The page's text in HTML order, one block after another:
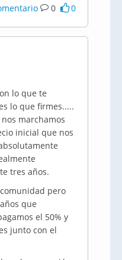
0 0
lo que te
lo que firmes.....
marchamos
inicial que nos
tres años.
pero
que
el 50% y
junto con el